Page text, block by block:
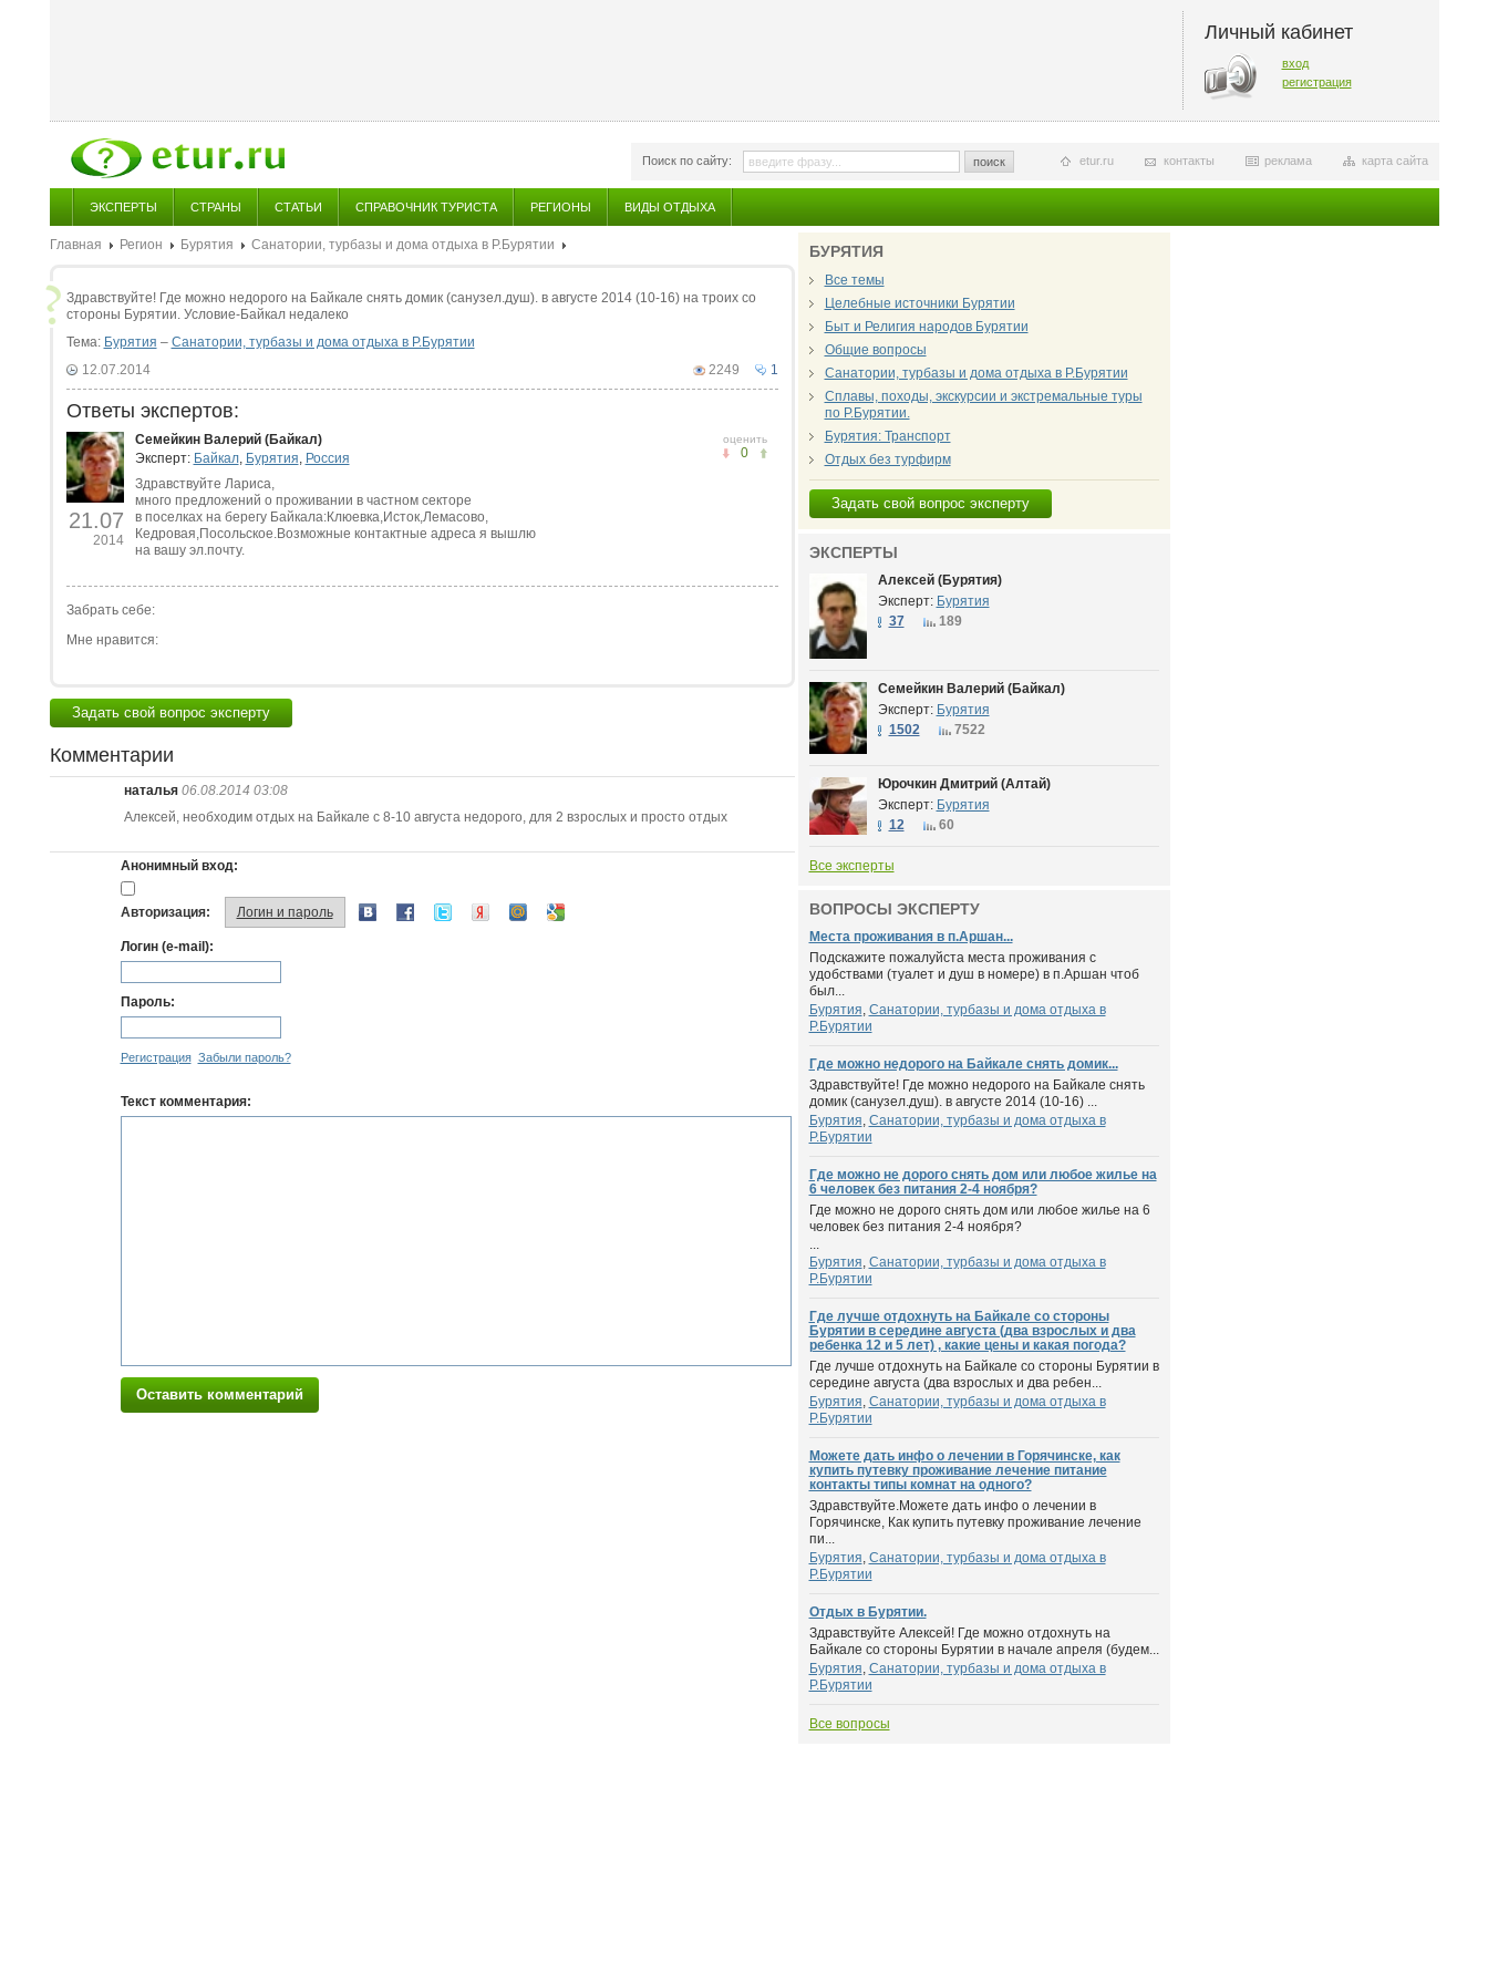
Личный кабинет
вход
регистрация
Поиск по сайту: поиск карта сайта
реклама
контакты
etur.ru
ЭКСПЕРТЫ СТРАНЫ СТАТЬИ СПРАВОЧНИК ТУРИСТА РЕГИОНЫ ВИДЫ ОТДЫХА
Главная Регион Бурятия Санатории, турбазы и дома отдыха в Р.Бурятии
Здравствуйте! Где можно недорого на Байкале снять домик (санузел.душ). в августе 2014 (10-16) на троих со
стороны Бурятии. Условие-Байкал недалеко
Тема: Бурятия – Санатории, турбазы и дома отдыха в Р.Бурятии
1
2249
12.07.2014
Ответы экспертов:
21.07
2014
оценить
0
Семейкин Валерий (Байкал)
Эксперт: Байкал, Бурятия, Россия
Здравствуйте Лариса,
много предложений о проживании в частном секторе
в поселках на берегу Байкала:Клюевка,Исток,Лемасово,
Кедровая,Посольское.Возможные контактные адреса я вышлю
на вашу эл.почту.
Забрать себе:
Мне нравится:
Задать свой вопрос эксперту
Комментарии
наталья 06.08.2014 03:08
Алексей, необходим отдых на Байкале с 8-10 августа недорого, для 2 взрослых и просто отдых
Анонимный вход:
Авторизация: Логин и пароль
Логин (e-mail):
Пароль:
Регистрация Забыли пароль?
Текст комментария:
Оставить комментарий
БУРЯТИЯ
Все темы
Целебные источники Бурятии
Быт и Религия народов Бурятии
Общие вопросы
Санатории, турбазы и дома отдыха в Р.Бурятии
Сплавы, походы, экскурсии и экстремальные туры
по Р.Бурятии.
Бурятия: Транспорт
Отдых без турфирм
Задать свой вопрос эксперту
ЭКСПЕРТЫ
Алексей (Бурятия)
Эксперт: Бурятия
37
189
Семейкин Валерий (Байкал)
Эксперт: Бурятия
1502
7522
Юрочкин Дмитрий (Алтай)
Эксперт: Бурятия
12
60
Все эксперты
ВОПРОСЫ ЭКСПЕРТУ
Места проживания в п.Аршан...
Подскажите пожалуйста места проживания с
удобствами (туалет и душ в номере) в п.Аршан чтоб
был...
Бурятия Санатории, турбазы и дома отдыха в
Р.Бурятии
Где можно недорого на Байкале снять домик...
Здравствуйте! Где можно недорого на Байкале снять
домик (санузел.душ). в августе 2014 (10-16) ...
Бурятия Санатории, турбазы и дома отдыха в
Р.Бурятии
Где можно не дорого снять дом или любое жилье на
6 человек без питания 2-4 ноября?
Где можно не дорого снять дом или любое жилье на 6
человек без питания 2-4 ноября?
Бурятия Санатории, турбазы и дома отдыха в
Р.Бурятии
Где лучше отдохнуть на Байкале со стороны
Бурятии в середине августа (два взрослых и два
ребенка 12 и 5 лет) , какие цены и какая погода?
Где лучше отдохнуть на Байкале со стороны Бурятии в
середине августа (два взрослых и два ребен...
Бурятия Санатории, турбазы и дома отдыха в
Р.Бурятии
Можете дать инфо о лечении в Горячинске, как
купить путевку проживание лечение питание
контакты типы комнат на одного?
Здравствуйте.Можете дать инфо о лечении в
Горячинске, Как купить путевку проживание лечение
пи...
Бурятия Санатории, турбазы и дома отдыха в
Р.Бурятии
Отдых в Бурятии.
Здравствуйте Алексей! Где можно отдохнуть на
Байкале со стороны Бурятии в начале апреля (будем...
Бурятия Санатории, турбазы и дома отдыха в
Р.Бурятии
Все вопросы